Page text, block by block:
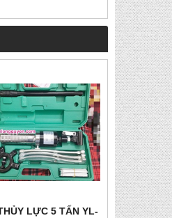
LỰC 5 TẤN YL-